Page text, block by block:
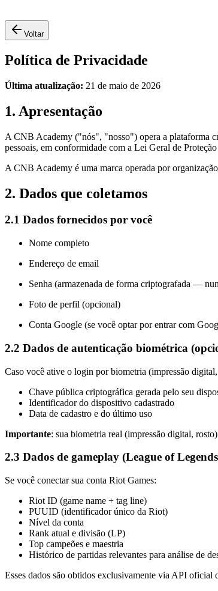
Voltar
Política de Privacidade
Última atualização: 21 de maio de 2026
1. Apresentação
A CNB Academy ("nós", "nosso") opera a plataforma
pessoais, em conformidade com a Lei Geral de
A CNB Academy é uma marca operada por
2. Dados que coletamos
2.1 Dados fornecidos por você
Nome completo
Endereço de email
Senha (armazenada de forma criptografada —
Foto de perfil (opcional)
Conta Google (se você optar por entrar com
2.2 Dados de autenticação biométrica
Caso você ative o login por biometria (impressão
Chave pública criptográfica gerada pelo seu
Identificador do dispositivo cadastrado
Data de cadastro e do último uso
Importante: sua biometria real (impressão digital, rosto)
2.3 Dados de gameplay (League of
Se você conectar sua conta Riot Games:
Riot ID (game name + tag line)
PUUID (identificador único da Riot)
Nível da conta
Rank atual e divisão (LP)
Top campeões e maestria
Histórico de partidas relevantes para análise de
Esses dados são obtidos exclusivamente via API oficial